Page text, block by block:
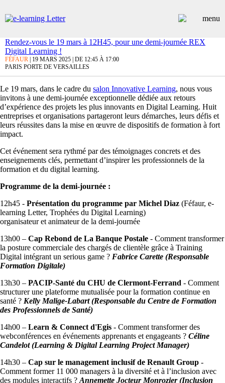
ARTICLES
DOSSIERS
ANNUAIRE PREMIUM
EMPLOIS
ÉVÉNEMENTS
COMMUNIQUÉS
LES PLUS LUS
Rendez-vous le 19 mars à 12H45, pour une demi-journée REX
Digital Learning !
FÉFAUR | 19 MARS 2025 | DE 12:45 À 17:00
PARIS PORTE DE VERSAILLES
Le 19 mars, dans le cadre du salon Innovative Learning, nous vous
invitons à une demi-journée exceptionnelle dédiée aux retours
d’expérience des projets les plus innovants en Digital Learning. Huit
entreprises et organisations partageront leurs démarches, leurs défis et
leurs réussites dans la mise en œuvre de dispositifs de formation à fort
impact.
Cet événement sera rythmé par des témoignages concrets et des
enseignements clés, permettant d’inspirer les professionnels de la
formation et du digital learning.
Programme de la demi-journée :
12h45 - Présentation du programme par Michel Diaz (Féfaur, e-
learning Letter, Trophées du Digital Learning)
organisateur et animateur de la demi-journée
13h00 – Cap Rebond de La Banque Postale - Comment transformer
la posture commerciale des chargés de clientèle grâce à Training
Digital intégrant un serious game ? Fabrice Carette (Responsable
Formation Digitale)
13h30 – PACIP-Santé du CHU de Clermont-Ferrand - Comment
structurer une plateforme mutualisée pour la formation continue en
santé ? Kelly Malige-Labart (Responsable du Centre de Formation
des Professionnels de Santé)
14h00 – Learn & Connect d'Egis - Comment transformer des
webconférences en événements apprenants et engageants ? Céline
Candelot (Learning & Digital Learning Project Manager)
14h30 – Cap sur le management inclusif de Renault Group -
Comment former 11 000 managers à la diversité et à l’inclusion avec
des modules interactifs ? Annemette Jocteur Monrozier (Inclusion